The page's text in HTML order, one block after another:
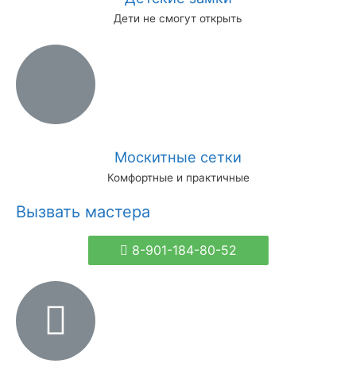
Дети не смогут открыть
Москитные сетки
Комфортные и практичные
Вызвать мастера
8-901-184-80-52